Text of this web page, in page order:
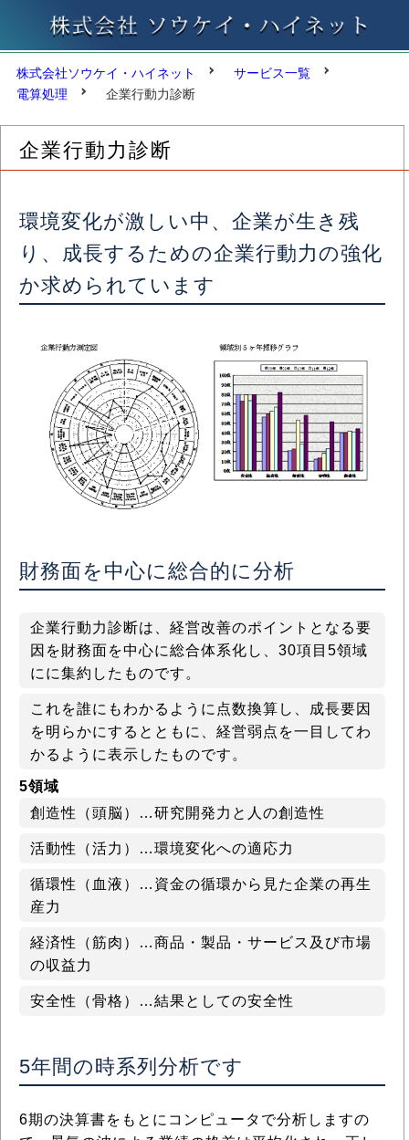
株式会社ソウケイ・ハイネット
サービス一覧
電算処理
企業行動力診断
企業行動力診断
環境変化が激しい中、企業が生き残
り、成長するための企業行動力の強化
か求められています
財務面を中心に総合的に分析
企業行動力診断は、経営改善のポイントとなる要
因を財務面を中心に総合体系化し、30項目5領域
にに集約したものです。
これを誰にもわかるように点数換算し、成長要因
を明らかにするとともに、経営弱点を一目してわ
かるように表示したものです。
5領域
創造性（頭脳）…研究開発力と人の創造性
活動性（活力）…環境変化への適応力
循環性（血液）…資金の循環から見た企業の再生
産力
経済性（筋肉）…商品・製品・サービス及び市場
の収益力
安全性（骨格）…結果としての安全性
5年間の時系列分析です
6期の決算書をもとにコンピュータで分析しますの